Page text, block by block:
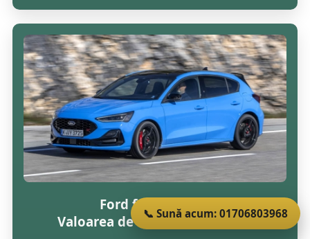
Ford focus lx tdci
Valoarea de casare în Milnrow
📞 Sună acum: 01706803968